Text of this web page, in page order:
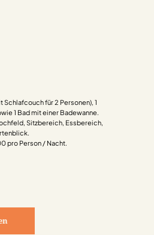
Schlafcouch für 2 Personen), 1
1 Bad mit einer Badewanne.
Sitzbereich, Essbereich,
pro Person / Nacht.